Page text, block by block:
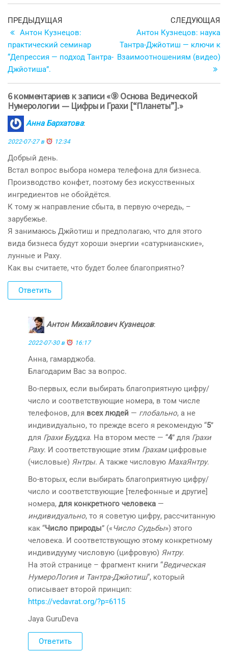
Навигация
по
записям
Предыдущая
запись
ПРЕДЫДУЩАЯ
Антон Кузнецов:
практический семинар
“Депрессия — подход Тантра-
Джйотиша”.
СЛЕДУЮЩАЯ
Антон Кузнецов: наука
Тантра-Джйотиш — ключи к
Взаимоотношениям (видео)
6 комментариев к записи «⑨ Основа Ведической
Нумерологии — Цифры и Грахи [“Планеты”].»
Анна Бархатова:
2022-07-27 в 12:34
Добрый день.
Встал вопрос выбора номера телефона для бизнеса.
Производство конфет, поэтому без искусственных
ингредиентов не обойдётся.
К тому ж направление сбыта, в первую очередь, –
зарубежье.
Я занимаюсь Джйотиш и предполагаю, что для этого
вида бизнеса будут хороши энергии «сатурнианские»,
лунные и Раху.
Как вы считаете, что будет более благоприятно?
Ответить
Антон Михайлович Кузнецов:
2022-07-30 в 16:17
Анна, гамарджоба.
Благодарим Вас за вопрос.
Во-первых, если выбирать благоприятную цифру/
число и соответствующие номера, в том числе
телефонов, для всех людей — глобально, а не
индивидуально, то прежде всего я рекомендую “5”
для Грахи Буддха. На втором месте — “4” для Грахи
Раху. И соответствующие этим Грахамцифровые
(числовые) Янтры. А также числовую МахаЯнтру.
Во-вторых, если выбирать благоприятную цифру/
число и соответствующие [телефонные и другие]
номера, для конкретного человека —
индивидуально, то я советую цифру, рассчитанную
как “Число природы” («Число Судьбы») этого
человека. И соответствующую этому конкретному
индивидууму числовую (цифровую) Янтру.
На этой странице – фрагмент книги “Ведическая
НумероЛогия и Тантра-Джйотиш“, который
описывает второй принцип:
https://vedavrat.org/?p=6115
Jaya GuruDeva
Ответить